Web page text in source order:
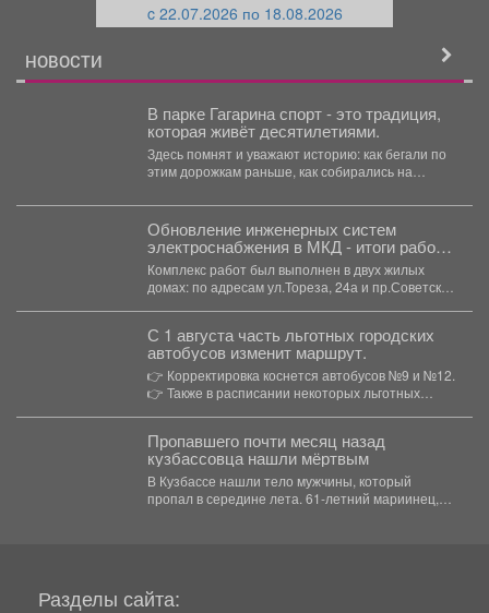
c 22.07.2026 по 18.08.2026
НОВОСТИ
В парке Гагарина спорт - это традиция,
которая живёт десятилетиями.
Здесь помнят и уважают историю: как бегали по
этим дорожкам раньше, как собирались на
Обновление инженерных систем
электроснабжения в МКД - итоги работ в
рамках программы капремонта
Комплекс работ был выполнен в двух жилых
домах: по адресам ул.Тореза, 24а и пр.Советской
С 1 августа часть льготных городских
автобусов изменит маршрут.
👉 Корректировка коснется автобусов №9 и №12.
👉 Также в расписании некоторых льготных
Пропавшего почти месяц назад
кузбассовца нашли мёртвым
В Кузбассе нашли тело мужчины, который
пропал в середине лета. 61-летний мариинец,
Разделы сайта: